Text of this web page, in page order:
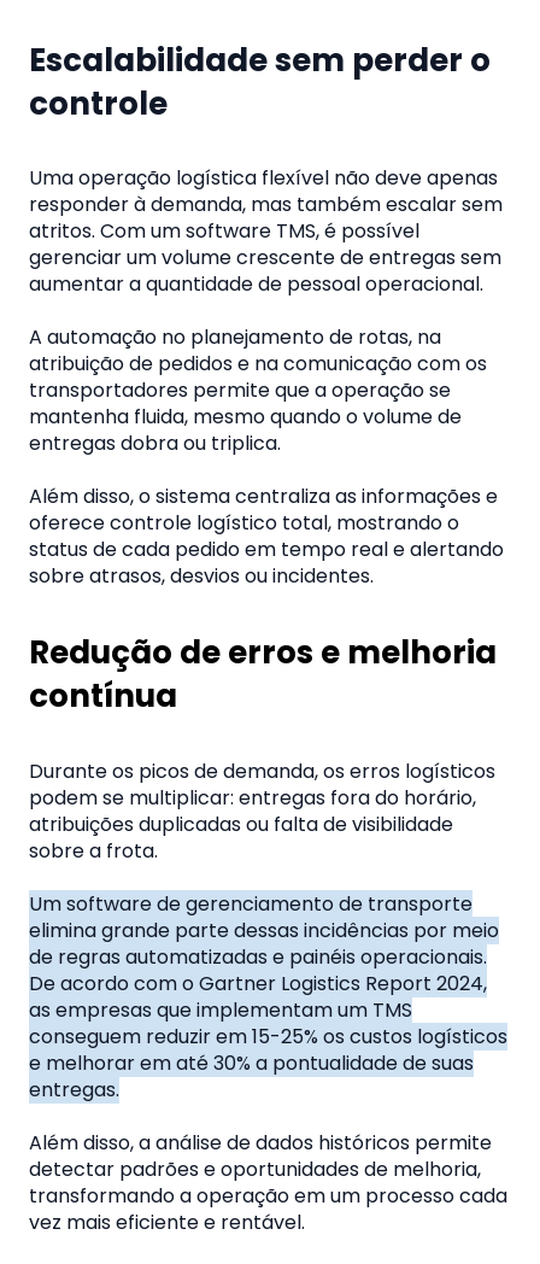
Escalabilidade sem perder o
controle
Uma operação logística flexível não deve apenas
responder à demanda, mas também escalar sem
atritos. Com um software TMS, é possível
gerenciar um volume crescente de entregas sem
aumentar a quantidade de pessoal operacional.
A automação no planejamento de rotas, na
atribuição de pedidos e na comunicação com os
transportadores permite que a operação se
mantenha fluida, mesmo quando o volume de
entregas dobra ou triplica.
Além disso, o sistema centraliza as informações e
oferece controle logístico total, mostrando o
status de cada pedido em tempo real e alertando
sobre atrasos, desvios ou incidentes.
Redução de erros e melhoria
contínua
Durante os picos de demanda, os erros logísticos
podem se multiplicar: entregas fora do horário,
atribuições duplicadas ou falta de visibilidade
sobre a frota.
Um software de gerenciamento de transporte
elimina grande parte dessas incidências por meio
de regras automatizadas e painéis operacionais.
De acordo com o Gartner Logistics Report 2024,
as empresas que implementam um TMS
conseguem reduzir em 15-25% os custos logísticos
e melhorar em até 30% a pontualidade de suas
entregas.
Além disso, a análise de dados históricos permite
detectar padrões e oportunidades de melhoria,
transformando a operação em um processo cada
vez mais eficiente e rentável.